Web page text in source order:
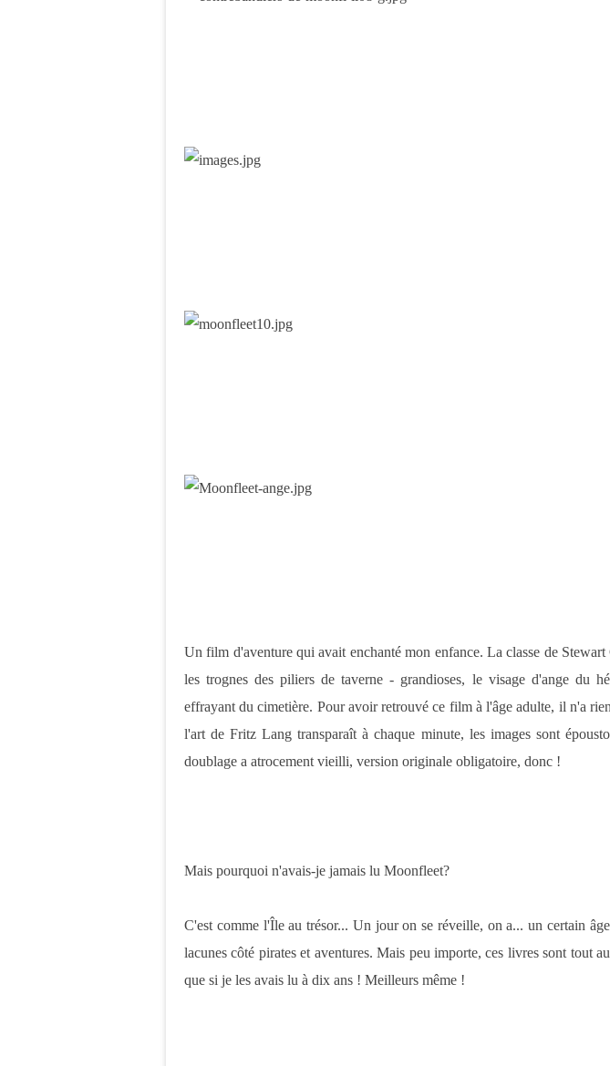
Un film d'aventure qui avait enchanté mon enfance. La classe de Stewart
les trognes des piliers de taverne - grandioses, le visage d'ange du
effrayant du cimetière. Pour avoir retrouvé ce film à l'âge adulte, il n'a
l'art de Fritz Lang transparaît à chaque minute, les images sont
doublage a atrocement vieilli, version originale obligatoire, donc !
Mais pourquoi n'avais-je jamais lu Moonfleet?
C'est comme l'Île au trésor... Un jour on se réveille, on a... un certain
lacunes côté pirates et aventures. Mais peu importe, ces livres sont tout
que si je les avais lu à dix ans ! Meilleurs même !